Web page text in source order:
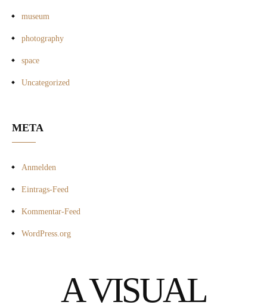
museum
photography
space
Uncategorized
META
Anmelden
Eintrags-Feed
Kommentar-Feed
WordPress.org
A VISUAL